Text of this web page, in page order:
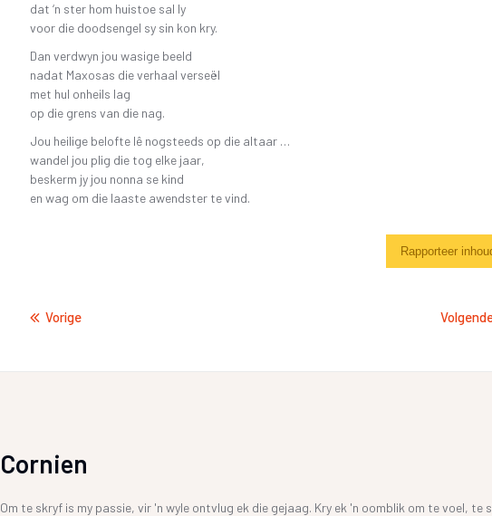
dat ‘n ster hom huistoe sal ly
voor die doodsengel sy sin kon kry.
Dan verdwyn jou wasige beeld
nadat Maxosas die verhaal verseël
met hul onheils lag
op die grens van die nag.
Jou heilige belofte lê nogsteeds op die altaar …
wandel jou plig die tog elke jaar,
beskerm jy jou nonna se kind
en wag om die laaste awendster te vind.
Rapporteer
Vorige
Cornien
Om te skryf is my passie, vir 'n wyle ontvlug ek die gejaag. Kry ek 'n oomblik om te voel, te